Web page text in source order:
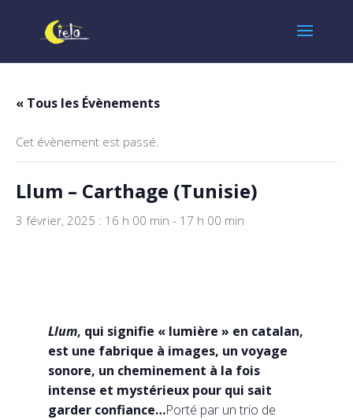
« Tous les Évènements
Cet évènement est passé.
Llum – Carthage (Tunisie)
3 février, 2025 : 16 h 00 min - 17 h 00 min
Llum, qui signifie « lumière » en catalan,
est une fabrique à images, un voyage
sonore, un cheminement à la fois
intense et mystérieux pour qui sait
garder confiance…Porté par un trio de